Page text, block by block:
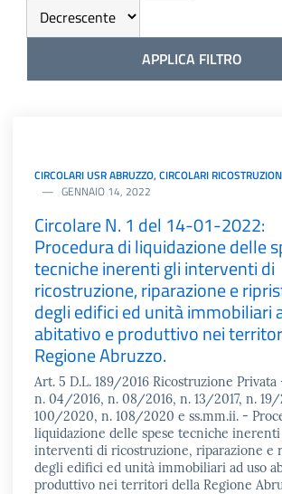
APPLICA FILTRO
CIRCOLARI USR ABRUZZO, CIRCOLARI
GENNAIO 14, 2022
Circolare N. 1 del 14-01-2022:
Procedura di liquidazione delle
tecniche inerenti gli interventi di
ricostruzione, riparazione e
degli edifici ed unità immobiliari
abitativo e produttivo nei
Regione Abruzzo.
Art. 5 D.L. 189/2016 Ricostruzione Privata
n. 04/2016, n. 08/2016, n. 13/2017, n. 19/
100/2020, n. 108/2020 e ss.mm.ii. -
liquidazione delle spese tecniche
interventi di ricostruzione, riparazione e
degli edifici ed unità immobiliari ad uso
produttivo nei territori della Regione